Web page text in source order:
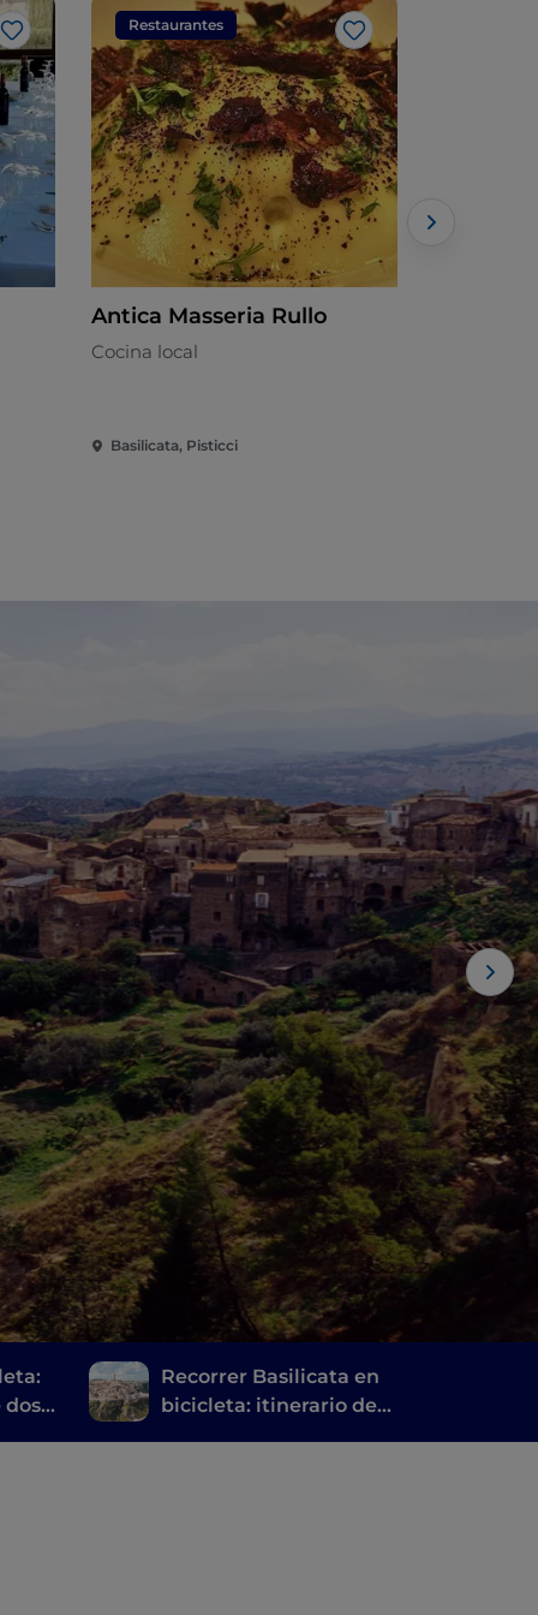
Me gusta
Restaurantes
Me gusta
Antica Masseria Rullo
Cocina local
Basilicata, Pisticci
dos
Recorrer Basilicata en
bicicleta: itinerario de